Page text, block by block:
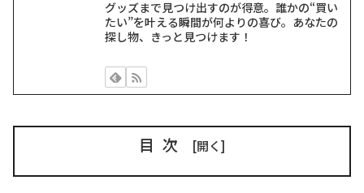
グッズまで見つけ出すのが得意。誰かの“買い
たい”を叶える瞬間が何よりの喜び。あなたの
探し物、きっと見つけます！
目次